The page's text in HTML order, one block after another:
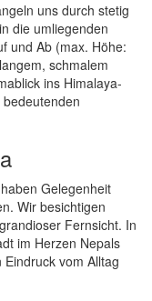
uns durch stetig
die umliegenden
und Ab (max. Höhe:
schmalem
ins Himalaya-
Gelegenheit
Wir besichtigen
Fernsicht. In
im Herzen Nepals
vom Alltag